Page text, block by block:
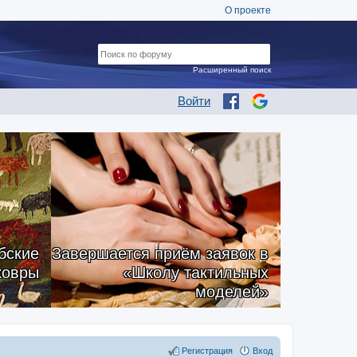
О проекте
Войти
Расширенный поиск
Завершается приём заявок в
«Школу тактильных
моделей»
Вход
Регистрация